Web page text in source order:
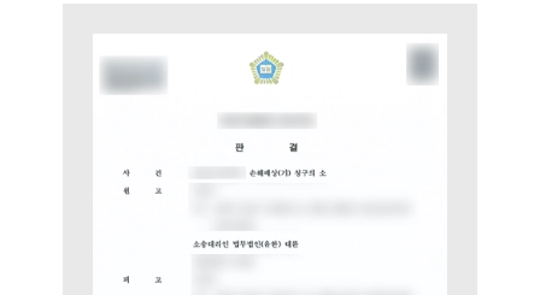
법률지식인
이혼소송·상담후기
업무분야
전체
이혼 양육비계산기